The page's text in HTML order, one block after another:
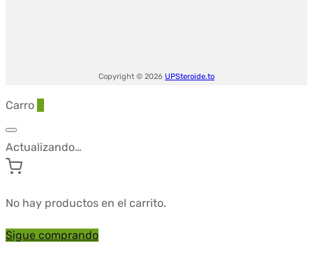
Copyright © 2026 UPSteroide.to
Carro
Actualizando…
No hay productos en el carrito.
Sigue comprando